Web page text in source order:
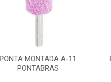
PONTA MONTADA A-11
PONTABRAS